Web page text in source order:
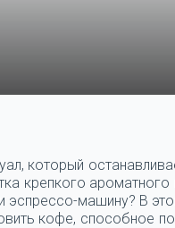
который
крепкого
эспрессо-машину? В
кофе, способное